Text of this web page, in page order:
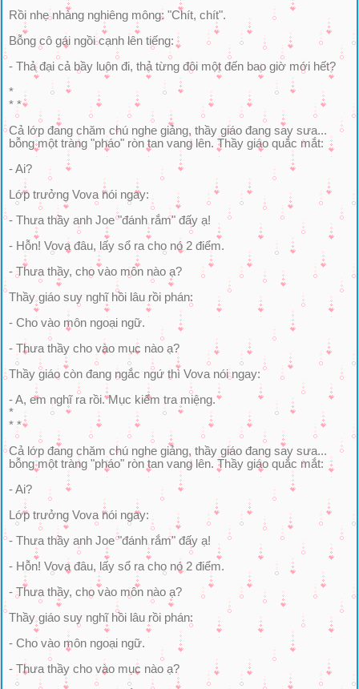
Rồi nhẹ nhàng nghiêng mông: "Chít, chít".
Bỗng cô gái ngồi cạnh lên tiếng:
- Thả đại cả bầy luôn đi, thả từng đôi một đến bao giờ mới hết?
*
* *
Cả lớp đang chăm chú nghe giảng, thầy giáo đang say sưa...
bỗng một tràng "pháo" ròn tan vang lên. Thầy giáo quắc mắt:
- Ai?
Lớp trưởng Vova nói ngay:
- Thưa thầy anh Joe "đánh rắm" đấy ạ!
- Hỗn! Vova đâu, lấy sổ ra cho nó 2 điểm.
- Thưa thầy, cho vào môn nào ạ?
Thầy giáo suy nghĩ hồi lâu rồi phán:
- Cho vào môn ngoại ngữ.
- Thưa thầy cho vào mục nào ạ?
Thầy giáo còn đang ngắc ngứ thì Vova nói ngay:
- A, em nghĩ ra rồi. Mục kiểm tra miệng.
*
* *
Cả lớp đang chăm chú nghe giảng, thầy giáo đang say sưa...
bỗng một tràng "pháo" ròn tan vang lên. Thầy giáo quắc mắt:
- Ai?
Lớp trưởng Vova nói ngay:
- Thưa thầy anh Joe "đánh rắm" đấy ạ!
- Hỗn! Vova đâu, lấy sổ ra cho nó 2 điểm.
- Thưa thầy, cho vào môn nào ạ?
Thầy giáo suy nghĩ hồi lâu rồi phán:
- Cho vào môn ngoại ngữ.
- Thưa thầy cho vào mục nào ạ?